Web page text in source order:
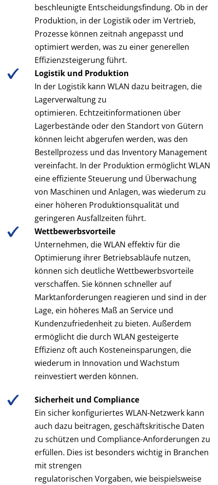
beschleunigte Entscheidungsfindung. Ob in der
Produktion, in der Logistik oder im Vertrieb,
Prozesse können zeitnah angepasst und
optimiert werden, was zu einer generellen
Effizienzsteigerung führt.
Logistik und Produktion
In der Logistik kann WLAN dazu beitragen, die
Lagerverwaltung zu
optimieren. Echtzeitinformationen über
Lagerbestände oder den Standort von Gütern
können leicht abgerufen werden, was den
Bestellprozess und das Inventory Management
vereinfacht. In der Produktion ermöglicht WLAN
eine effiziente Steuerung und Überwachung
von Maschinen und Anlagen, was wiederum zu
einer höheren Produktionsqualität und
geringeren Ausfallzeiten führt.
Wettbewerbsvorteile
Unternehmen, die WLAN effektiv für die
Optimierung ihrer Betriebsabläufe nutzen,
können sich deutliche Wettbewerbsvorteile
verschaffen. Sie können schneller auf
Marktanforderungen reagieren und sind in der
Lage, ein höheres Maß an Service und
Kundenzufriedenheit zu bieten. Außerdem
ermöglicht die durch WLAN gesteigerte
Effizienz oft auch Kosteneinsparungen, die
wiederum in Innovation und Wachstum
reinvestiert werden können.
Sicherheit und Compliance
Ein sicher konfiguriertes WLAN-Netzwerk kann
auch dazu beitragen, geschäftskritische Daten
zu schützen und Compliance-Anforderungen zu
erfüllen. Dies ist besonders wichtig in Branchen
mit strengen
regulatorischen Vorgaben, wie beispielsweise